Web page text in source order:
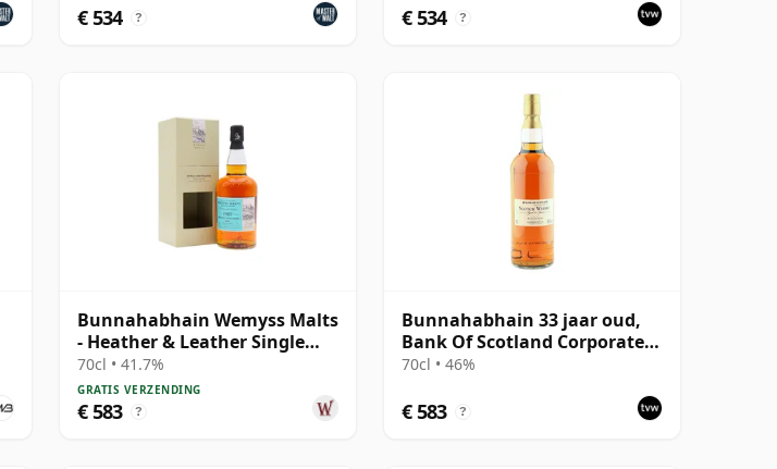
€ 534 ? € 534 ?
Bunnahabhain Wemyss Malts
- Heather & Leather Single
Cask 1987 31 jaar oud
70cl • 41.7%
GRATIS VERZENDING
€ 583 ?
Bunnahabhain 33 jaar oud,
Bank Of Scotland Corporate
Bottling
70cl • 46%
€ 583 ?